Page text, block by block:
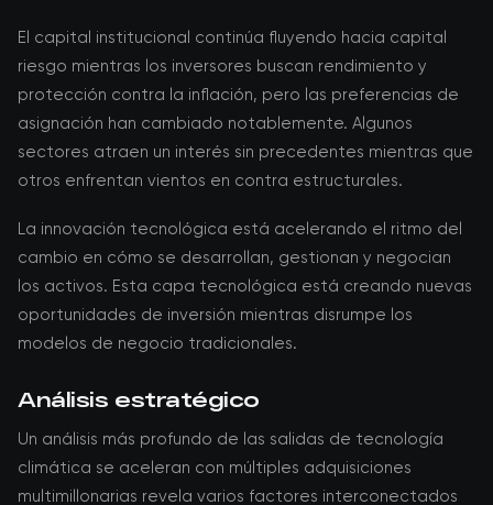
El capital institucional continúa fluyendo hacia capital
riesgo mientras los inversores buscan rendimiento y
protección contra la inflación, pero las preferencias de
asignación han cambiado notablemente. Algunos
sectores atraen un interés sin precedentes mientras que
otros enfrentan vientos en contra estructurales.
La innovación tecnológica está acelerando el ritmo del
cambio en cómo se desarrollan, gestionan y negocian
los activos. Esta capa tecnológica está creando nuevas
oportunidades de inversión mientras disrumpe los
modelos de negocio tradicionales.
Análisis estratégico
Un análisis más profundo de las salidas de tecnología
climática se aceleran con múltiples adquisiciones
multimillonarias revela varios factores interconectados